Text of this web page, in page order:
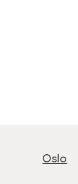
Oslo